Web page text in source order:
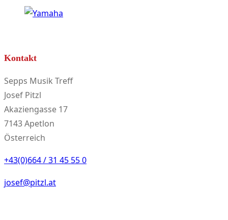
Kontakt
Sepps Musik Treff
Josef Pitzl
Akaziengasse 17
7143 Apetlon
Österreich
+43(0)664 / 31 45 55 0
josef@pitzl.at